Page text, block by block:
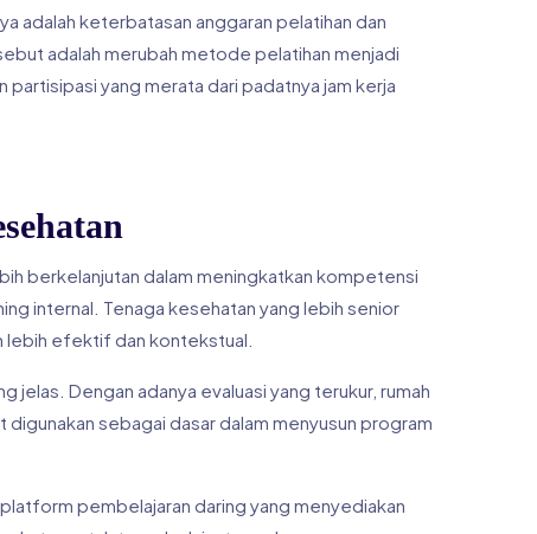
adalah keterbatasan anggaran pelatihan dan
adalah merubah metode pelatihan menjadi
yang merata dari padatnya jam kerja
berkelanjutan dalam meningkatkan kompetensi
internal. Tenaga kesehatan yang lebih senior
lebih efektif dan kontekstual.
jelas. Dengan adanya evaluasi yang terukur, rumah
sebagai dasar dalam menyusun program
pembelajaran daring yang menyediakan